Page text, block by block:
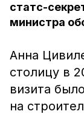
статс-
министра
Анна
столицу в
визита
на